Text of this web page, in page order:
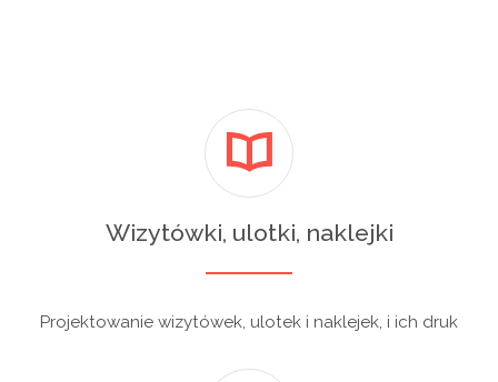
Wizytówki, ulotki, naklejki
Projektowanie wizytówek, ulotek i naklejek, i ich druk